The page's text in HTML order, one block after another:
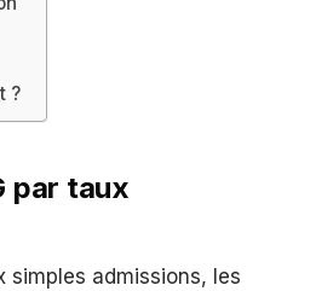
?
par taux
simples admissions, les